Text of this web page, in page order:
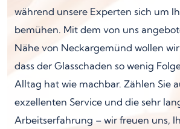
während unsere Experten sich um
bemühen. Mit dem von uns
Nähe von Neckargemünd wollen
dass der Glasschaden so wenig
Alltag hat wie machbar. Zählen Sie
exzellenten Service und die sehr
Arbeitserfahrung – wir freuen uns,